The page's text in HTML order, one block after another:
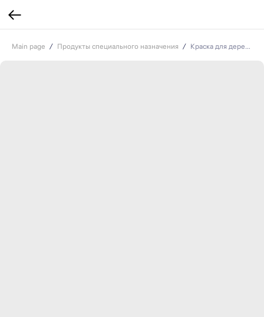
Main page Продукты специального назначения Краска для деревьев Старт